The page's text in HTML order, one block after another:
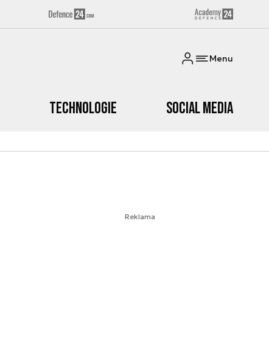
Menu
Technologie Social media
Reklama